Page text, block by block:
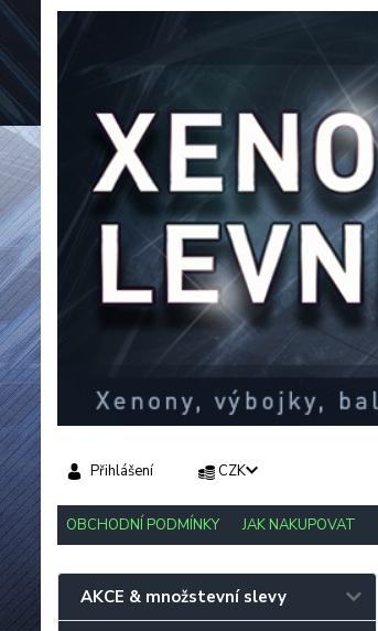
OBCHODNÍ PODMÍNKY JAK NAKUPOVAT
CZK
Přihlášení
AKCE & množstevní slevy